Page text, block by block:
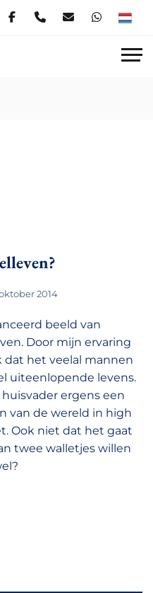
2014
beeld van
Door mijn ervaring
dat het veelal mannen
uiteenlopende levens.
ergens een
van de wereld in high
Ook niet dat het gaat
twee walletjes willen